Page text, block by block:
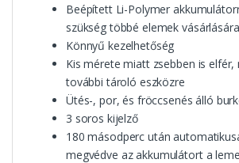
Beépített Li-Polymer
szükség többé elemek
Könnyű kezelhetőség
Kis mérete miatt zsebben is elfér,
további tároló eszközre
Ütés-, por, és fröccsenés álló
3 soros kijelző
180 másodperc után
megvédve az akkumulátort a